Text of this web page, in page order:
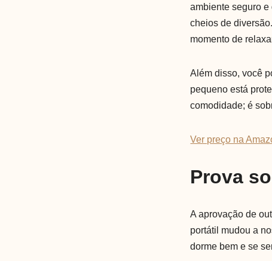
ambiente seguro
cheios de
momento de
Além disso, você
pequeno está
comodidade; é
Ver preço na
Prova
A aprovação de
portátil mudou a
dorme bem e se